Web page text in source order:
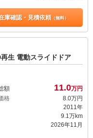
庫確認・見積依頼（無料）
生 電動スライドドア
額 11.0万円
格
8.0万円
2011年
9.1万km
2026年11月